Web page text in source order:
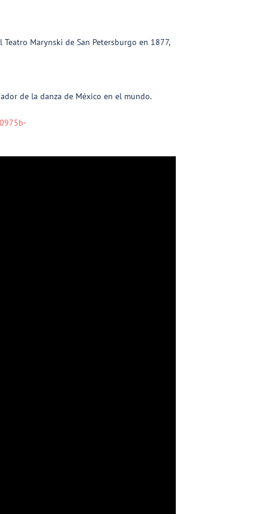
Marynski de San Petersburgo en 1877,
de la danza de México en el mundo.